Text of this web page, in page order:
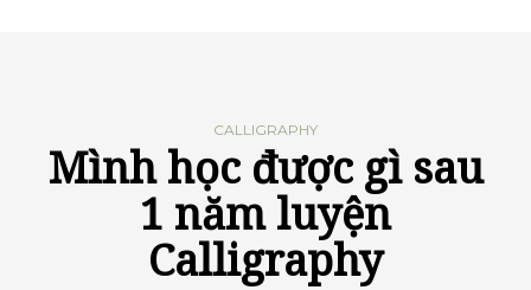
CALLIGRAPHY
Mình học được gì sau
1 năm luyện
Calligraphy